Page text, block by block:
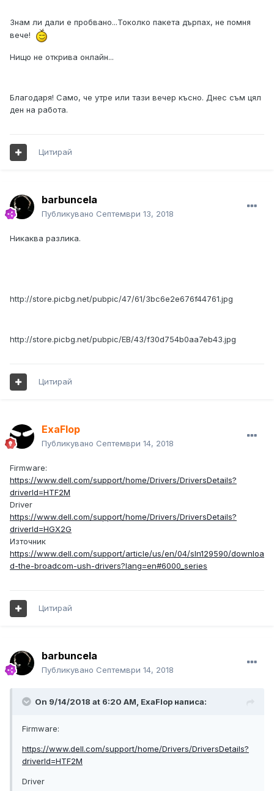
Знам ли дали е пробвано...Токолко пакета дърпах, не помня
вече!
Нищо не открива онлайн...
Благодаря! Само, че утре или тази вечер късно. Днес съм цял
ден на работа.
Цитирай
barbuncela
Публикувано Септември 13, 2018
Никаква разлика.
http://store.picbg.net/pubpic/47/61/3bc6e2e676f44761.jpg
http://store.picbg.net/pubpic/EB/43/f30d754b0aa7eb43.jpg
Цитирай
ExaFlop
Публикувано Септември 14, 2018
Firmware:
https://www.dell.com/support/home/Drivers/DriversDetails?
driverId=HTF2M
Driver
https://www.dell.com/support/home/Drivers/DriversDetails?
driverId=HGX2G
Източник
https://www.dell.com/support/article/us/en/04/sln129590/downloa
d-the-broadcom-ush-drivers?lang=en#6000_series
Цитирай
barbuncela
Публикувано Септември 14, 2018
On 9/14/2018 at 6:20 AM, ExaFlop написа:
Firmware:
https://www.dell.com/support/home/Drivers/DriversDetails?
driverId=HTF2M
Driver